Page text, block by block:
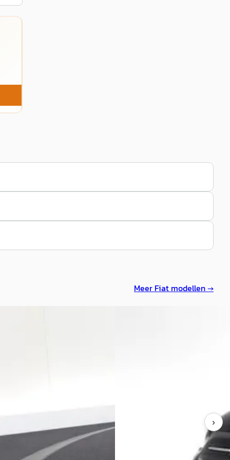
Meer Fiat modellen →
km · Elektrisch · Automaat
Nieuwe-Tonge
2024 · 7.802 km · Benzine ·
›